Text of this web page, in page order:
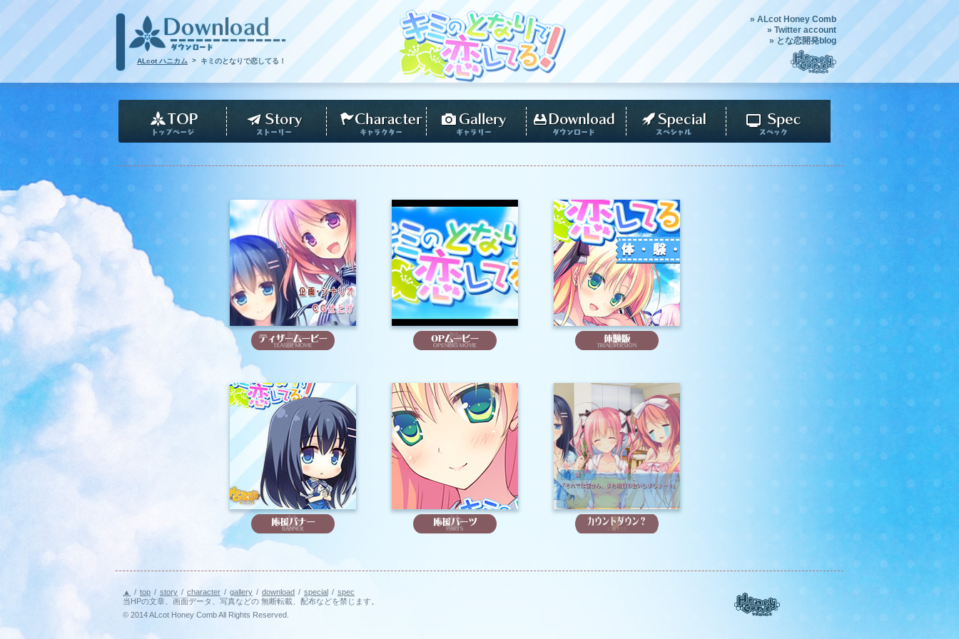
ALcot ハニカム > キミのとなりで恋してる！
» ALcot Honey Comb
» Twitter account
» とな恋開発blog
▲ / top / story / character / gallery / download / special / spec
当HPの文章、画面データ、写真などの 無断転載、配布などを禁じます。
© 2014 ALcot Honey Comb All Rights Reserved.